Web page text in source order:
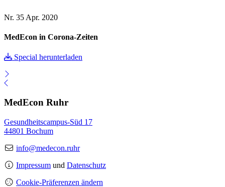
Nr. 35 Apr. 2020
MedEcon in Corona-Zeiten
Special herunterladen
MedEcon Ruhr
Gesundheitscampus-Süd 17
44801 Bochum
info@medecon.ruhr
Impressum und Datenschutz
Cookie-Präferenzen ändern